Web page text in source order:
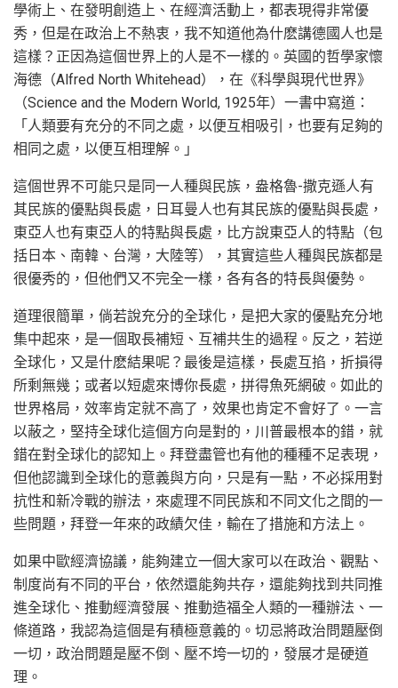
學術上、在發明創造上、在經濟活動上，都表現得非常優
秀，但是在政治上不熱衷，我不知道他為什麽講德國人也是
這樣？正因為這個世界上的人是不一樣的。英國的哲學家懷
海德（Alfred North Whitehead），在《科學與現代世界》
（Science and the Modern World, 1925年）一書中寫道：
「人類要有充分的不同之處，以便互相吸引，也要有足夠的
相同之處，以便互相理解。」
這個世界不可能只是同一人種與民族，盎格魯-撒克遜人有
其民族的優點與長處，日耳曼人也有其民族的優點與長處，
東亞人也有東亞人的特點與長處，比方說東亞人的特點（包
括日本、南韓、台灣，大陸等），其實這些人種與民族都是
很優秀的，但他們又不完全一樣，各有各的特長與優勢。
道理很簡單，倘若說充分的全球化，是把大家的優點充分地
集中起來，是一個取長補短、互補共生的過程。反之，若逆
全球化，又是什麽結果呢？最後是這樣，長處互掐，折損得
所剩無幾；或者以短處來博你長處，拼得魚死網破。如此的
世界格局，效率肯定就不高了，效果也肯定不會好了。一言
以蔽之，堅持全球化這個方向是對的，川普最根本的錯，就
錯在對全球化的認知上。拜登盡管也有他的種種不足表現，
但他認識到全球化的意義與方向，只是有一點，不必採用對
抗性和新冷戰的辦法，來處理不同民族和不同文化之間的一
些問題，拜登一年來的政績欠佳，輸在了措施和方法上。
如果中歐經濟協議，能夠建立一個大家可以在政治、觀點、
制度尚有不同的平台，依然還能夠共存，還能夠找到共同推
進全球化、推動經濟發展、推動造福全人類的一種辦法、一
條道路，我認為這個是有積極意義的。切忌將政治問題壓倒
一切，政治問題是壓不倒、壓不垮一切的，發展才是硬道
理。